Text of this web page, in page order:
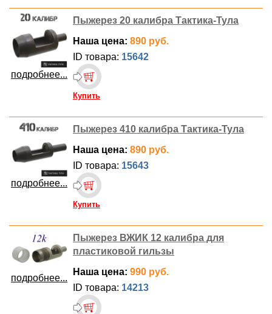
подробнее...
Пыжерез 20 калибра Тактика-Тула
Наша цена: 890 руб.
ID товара: 15642
Купить
подробнее...
Пыжерез 410 калибра Тактика-Тула
Наша цена: 890 руб.
ID товара: 15643
Купить
подробнее...
Пыжерез ВЖИК 12 калибра для
пластиковой гильзы
Наша цена: 990 руб.
ID товара: 14213